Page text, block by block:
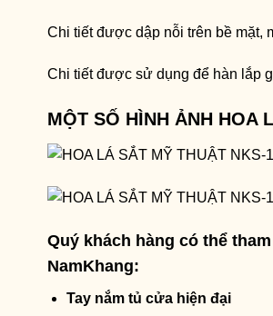
Chi tiết được dập nỗi trên bề mặt,
Chi tiết được sử dụng để hàn lắp
MỘT SỐ HÌNH ẢNH HOA
Quý khách hàng có thể
NamKhang:
Tay nắm tủ cửa hiện đại